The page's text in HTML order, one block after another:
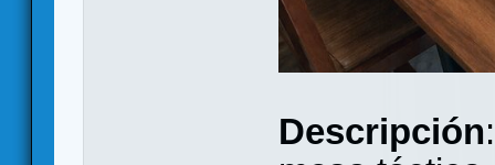
Descripción